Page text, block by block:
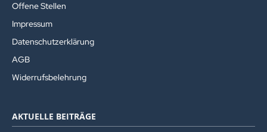
Offene Stellen
Impressum
Datenschutzerklärung
AGB
Widerrufsbelehrung
AKTUELLE BEITRÄGE